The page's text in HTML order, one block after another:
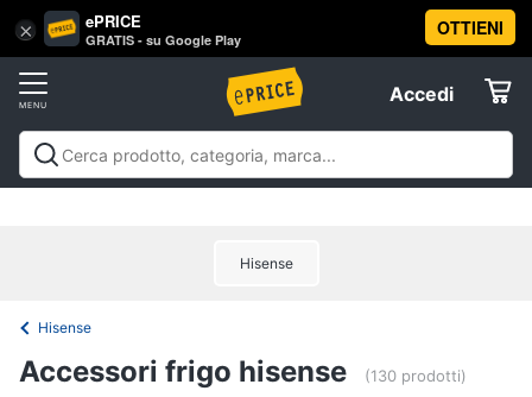
× ePRICE
GRATIS - su Google Play
OTTIENI
Accedi
Accedi
Registrati
Offerte
Vai
al
Hisense
Hisense
Accessori frigo hisense (130 prodotti)